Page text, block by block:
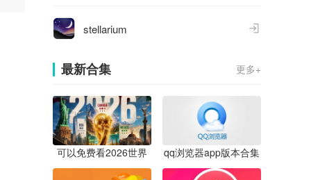
stellarium
最新合集 更多+
可以免费看2026世界
杯直播的app合集
qq浏览器app版本合集